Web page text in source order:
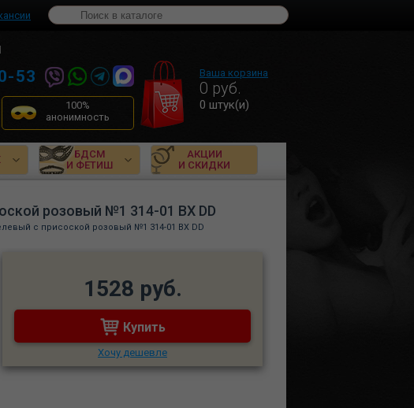
53
100%
анонимность
Ваша корзина
0 руб.
0 штук(и)
БДСМ
И ФЕТИШ
АКЦИИ
И СКИДКИ
розовый №1 314-01 BX DD
с присоской розовый №1 314-01 BX DD
1528 руб.
Купить
Хочу дешевле